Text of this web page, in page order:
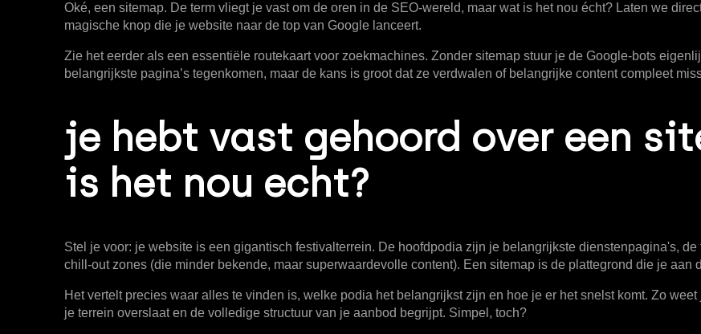
Oké, een sitemap. De term vliegt je vast om de oren in de SEO-wereld, maar wat is het nou écht? Laten we
magische knop die je website naar de top van Google lanceert.
Zie het eerder als een essentiële routekaart voor zoekmachines. Zonder sitemap stuur je de Google-bots
belangrijkste pagina’s tegenkomen, maar de kans is groot dat ze verdwalen of belangrijke content compleet
je hebt vast gehoord over een
is het nou echt?
Stel je voor: je website is een gigantisch festivalterrein. De hoofdpodia zijn je belangrijkste dienstenpagina's,
chill-out zones (die minder bekende, maar superwaardevolle content). Een sitemap is de plattegrond die je aan
Het vertelt precies waar alles te vinden is, welke podia het belangrijkst zijn en hoe je er het snelst komt. Zo
je terrein overslaat en de volledige structuur van je aanbod begrijpt. Simpel, toch?